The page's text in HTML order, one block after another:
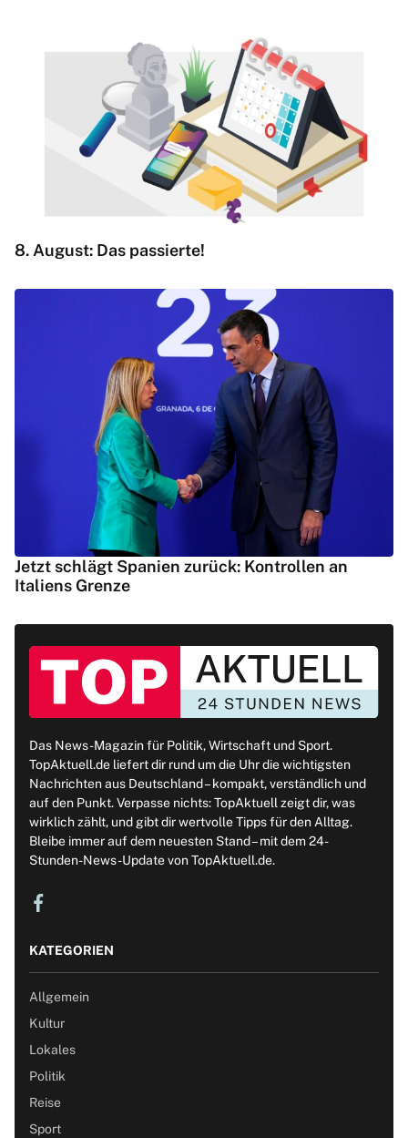
8. August: Das passierte!
Jetzt schlägt Spanien zurück: Kontrollen an
Italiens Grenze
Das News-Magazin für Politik, Wirtschaft und Sport.
TopAktuell.de liefert dir rund um die Uhr die wichtigsten
Nachrichten aus Deutschland – kompakt, verständlich und
auf den Punkt. Verpasse nichts: TopAktuell zeigt dir, was
wirklich zählt, und gibt dir wertvolle Tipps für den Alltag.
Bleibe immer auf dem neuesten Stand – mit dem 24-
Stunden-News-Update von TopAktuell.de.
KATEGORIEN
Allgemein
Kultur
Lokales
Politik
Reise
Sport